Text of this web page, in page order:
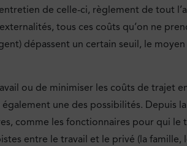
de celle-ci, règlement de tout
tous ces coûts qu’on ne
dépassent un certain seuil, le
ou de minimiser les coûts de
une des possibilités. Depuis
comme les fonctionnaires pour qui
entre le travail et le privé (la famille,